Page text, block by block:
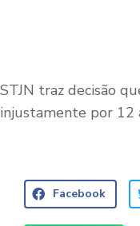
STJN traz decisão
injustamente por 12
Facebook